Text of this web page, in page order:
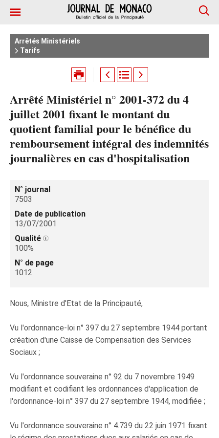
Arrêtés Ministériels
Tarifs
Arrêté Ministériel n° 2001-372 du 4
juillet 2001 fixant le montant du
quotient familial pour le bénéfice du
remboursement intégral des indemnités
journalières en cas d'hospitalisation
N° journal
7503
Date de publication
13/07/2001
Qualité
100%
N° de page
1012
Nous, Ministre d'Etat de la Principauté,
Vu l'ordonnance-loi n° 397 du 27 septembre 1944 portant
création d'une Caisse de Compensation des Services
Sociaux ;
Vu l'ordonnance souveraine n° 92 du 7 novembre 1949
modifiant et codifiant les ordonnances d'application de
l'ordonnance-loi n° 397 du 27 septembre 1944, modifiée ;
Vu l'ordonnance souveraine n° 4.739 du 22 juin 1971 fixant